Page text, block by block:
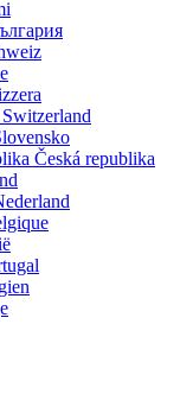
Switzerland
Česká republika